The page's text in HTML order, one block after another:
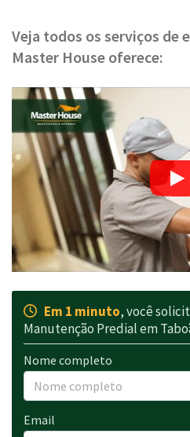
Veja todos os serviços de
Master House oferece:
Em 1 minuto, você
Manutenção Predial em
Nome completo
Email